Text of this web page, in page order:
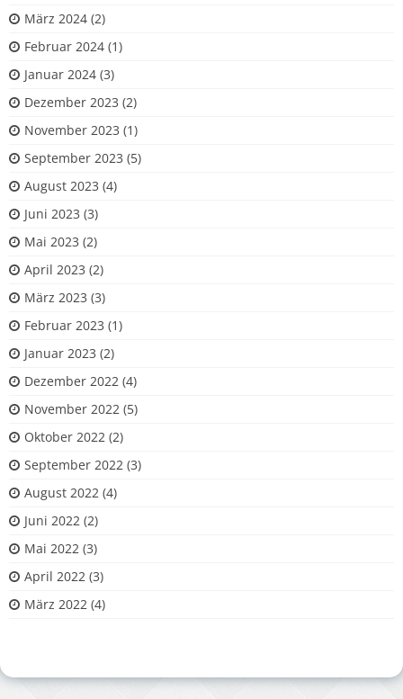
März 2024 (2)
Februar 2024 (1)
Januar 2024 (3)
Dezember 2023 (2)
November 2023 (1)
September 2023 (5)
August 2023 (4)
Juni 2023 (3)
Mai 2023 (2)
April 2023 (2)
März 2023 (3)
Februar 2023 (1)
Januar 2023 (2)
Dezember 2022 (4)
November 2022 (5)
Oktober 2022 (2)
September 2022 (3)
August 2022 (4)
Juni 2022 (2)
Mai 2022 (3)
April 2022 (3)
März 2022 (4)